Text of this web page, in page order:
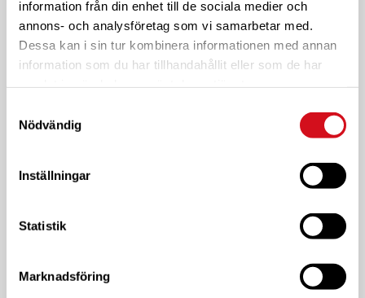
information från din enhet till de sociala medier och
annons- och analysföretag som vi samarbetar med.
Dessa kan i sin tur kombinera informationen med annan
information som du har tillhandahållit eller som de har
Nödvändig
Inställningar
Statistik
Marknadsföring
Påskfirande Östnora
ÖstnoraÖstnoravägen 37, Västerhaninge
3